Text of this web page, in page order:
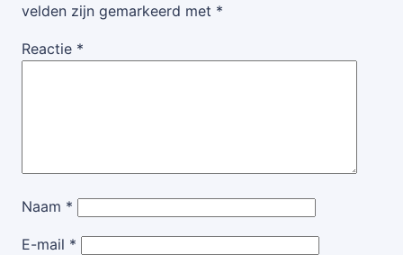
velden zijn gemarkeerd met *
Reactie *
Naam *
E-mail *